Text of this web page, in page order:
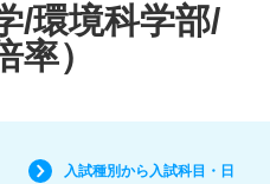
/環境科学部/
率）
入試種別から入試科目・日